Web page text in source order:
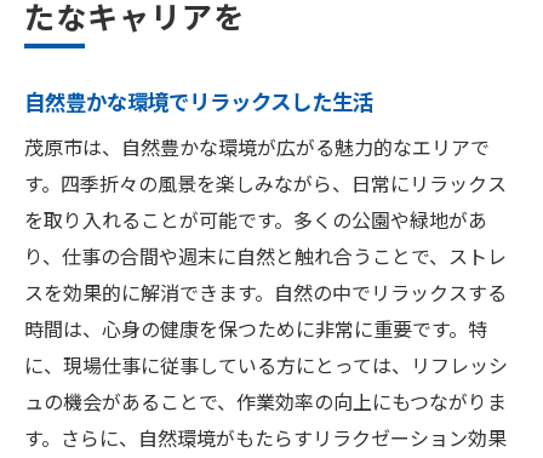
たなキャリアを
自然豊かな環境でリラックスした生活
茂原市は、自然豊かな環境が広がる魅力的なエリアで
す。四季折々の風景を楽しみながら、日常にリラックス
を取り入れることが可能です。多くの公園や緑地があ
り、仕事の合間や週末に自然と触れ合うことで、ストレ
スを効果的に解消できます。自然の中でリラックスする
時間は、心身の健康を保つために非常に重要です。特
に、現場仕事に従事している方にとっては、リフレッシ
ュの機会があることで、作業効率の向上にもつながりま
す。さらに、自然環境がもたらすリラクゼーション効果